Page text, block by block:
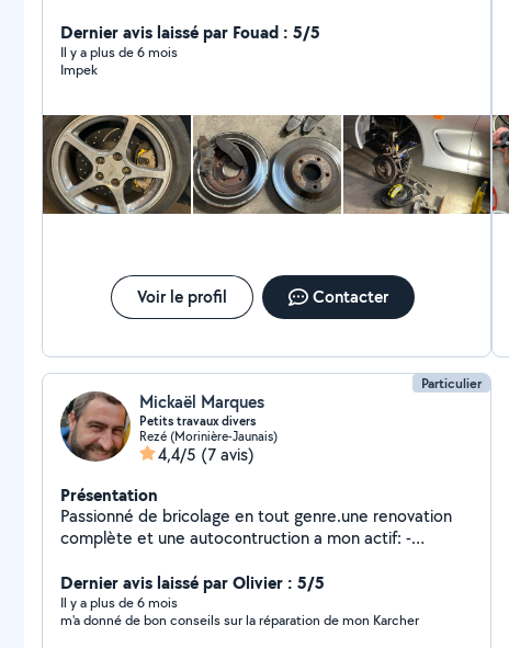
Dernier avis laissé par Fouad : 5/5
Il y a plus de 6 mois
Impek
Voir le profil Contacter
Particulier
Mickaël Marques
Petits travaux divers
Rezé (Morinière-Jaunais)
4,4/5 (7 avis)
Présentation
Passionné de bricolage en tout genre.une renovation
complète et une autocontruction a mon actif: -
peinture -montage cuisine -carrelage -parquet -toiture
tuile -soudures en tout genre -petits travaux minipelle
1,2t passage porte 75cm -location matériel de
Dernier avis laissé par Olivier : 5/5
Il y a plus de 6 mois
m'a donné de bon conseils sur la réparation de mon Karcher